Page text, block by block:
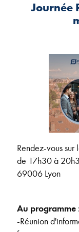
Journée
Rendez-vous sur
de 17h30 à
69006 Lyon
Au programme
-Réunion